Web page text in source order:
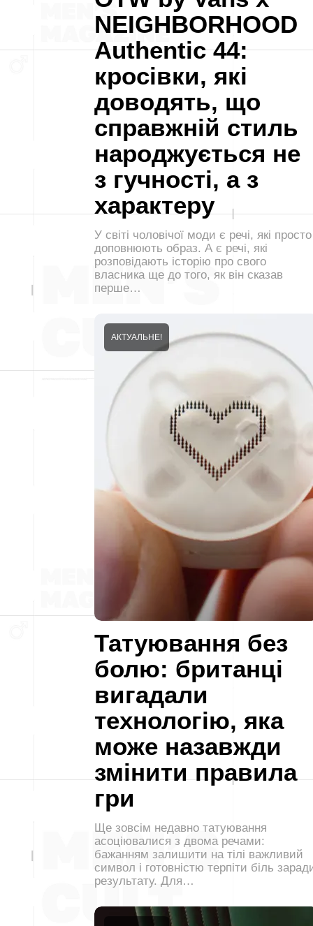
NEIGHBORHOOD
Authentic 44:
кросівки, які
доводять, що
справжній стиль
народжується не
з гучності, а з
характеру
У світі чоловічої моди є речі, які просто
доповнюють образ. А є речі, які
розповідають історію про свого
власника ще до того, як він сказав
перше…
Татуювання без
болю: британці
вигадали
технологію, яка
може назавжди
змінити правила
гри
АКТУАЛЬНЕ!
Ще зовсім недавно татуювання
асоціювалися з двома речами:
бажанням залишити на тілі важливий
символ і готовністю терпіти біль
результату. Для…